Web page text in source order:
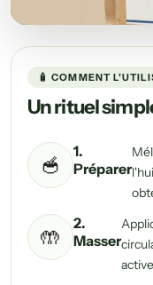
🧴 COMMENT
Un rituel
🥣
1.
Préparer
🤲
2.
Masser